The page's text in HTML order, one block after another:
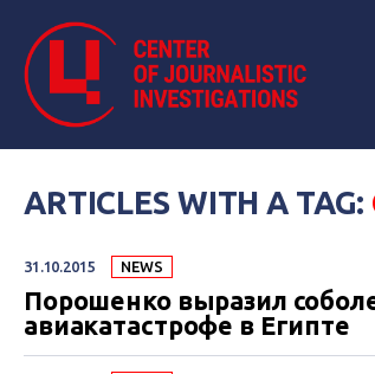
ARTICLES WITH A TAG:
31.10.2015 NEWS
Порошенко выразил
авиакатастрофе в Египте